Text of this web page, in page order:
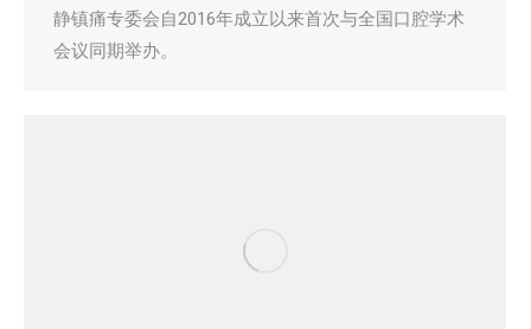
静镇痛专委会自2016年成立以来首次与全国口腔学术
会议同期举办。